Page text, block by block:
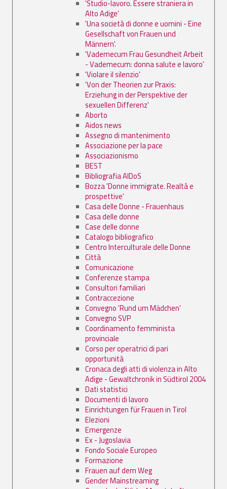
'Studio-lavoro. Essere straniera in
Alto Adige'
'Una società di donne e uomini - Eine
Gesellschaft von Frauen und
Männern'.
'Vademecum Frau Gesundheit Arbeit
- Vademecum: donna salute e lavoro'
'Violare il silenzio'
'Von der Theorien zur Praxis:
Erziehung in der Perspektive der
sexuellen Differenz'
Aborto
Aidos news
Assegno di mantenimento
Associazione per la pace
Associazionismo
BEST
Bibliografia AIDoS
Bozza 'Donne immigrate. Realtà e
prospettive'
Casa delle Donne - Frauenhaus
Casa delle donne
Case delle donne
Catalogo bibliografico
Centro Interculturale delle Donne
Città
Comunicazione
Conferenze stampa
Consultori familiari
Contraccezione
Convegno 'Rund um Mädchen'
Convegno SVP
Coordinamento femminista
provinciale
Corso per operatrici di pari
opportunità
Cronaca degli atti di violenza in Alto
Adige - Gewaltchronik in Südtirol 2004
Dati statistici
Documenti di lavoro
Einrichtungen für Frauen in Tirol
Elezioni
Emergenze
Ex - Jugoslavia
Fondo Sociale Europeo
Formazione
Frauen auf dem Weg
Gender Mainstreaming